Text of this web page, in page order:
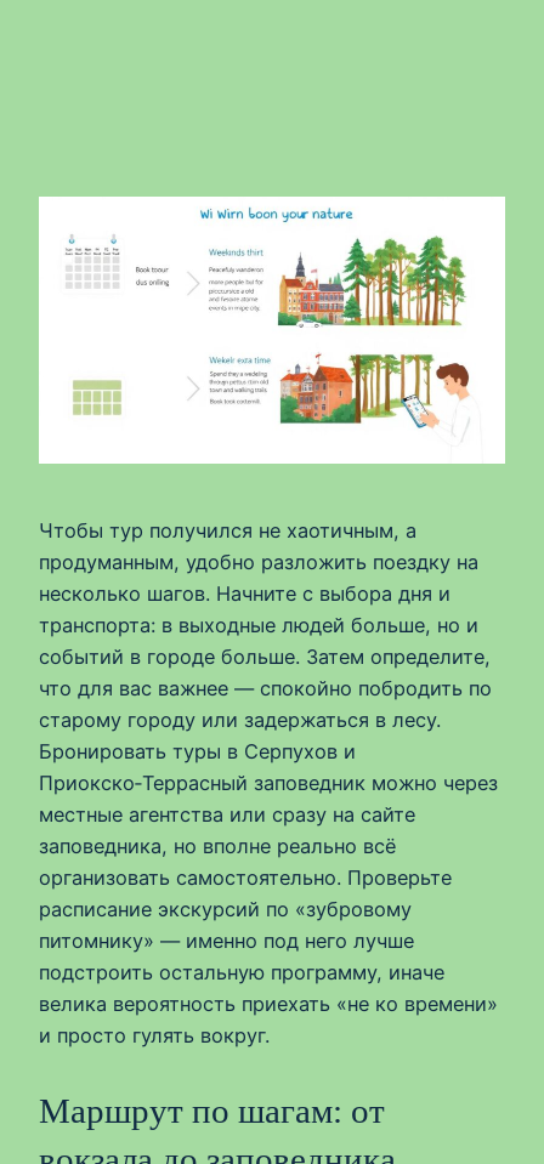
Чтобы тур получился не хаотичным, а
продуманным, удобно разложить поездку на
несколько шагов. Начните с выбора дня и
транспорта: в выходные людей больше, но и
событий в городе больше. Затем определите,
что для вас важнее — спокойно побродить по
старому городу или задержаться в лесу.
Бронировать туры в Серпухов и
Приокско‑Террасный заповедник можно через
местные агентства или сразу на сайте
заповедника, но вполне реально всё
организовать самостоятельно. Проверьте
расписание экскурсий по «зубровому
питомнику» — именно под него лучше
подстроить остальную программу, иначе
велика вероятность приехать «не ко времени»
и просто гулять вокруг.
Маршрут по шагам: от